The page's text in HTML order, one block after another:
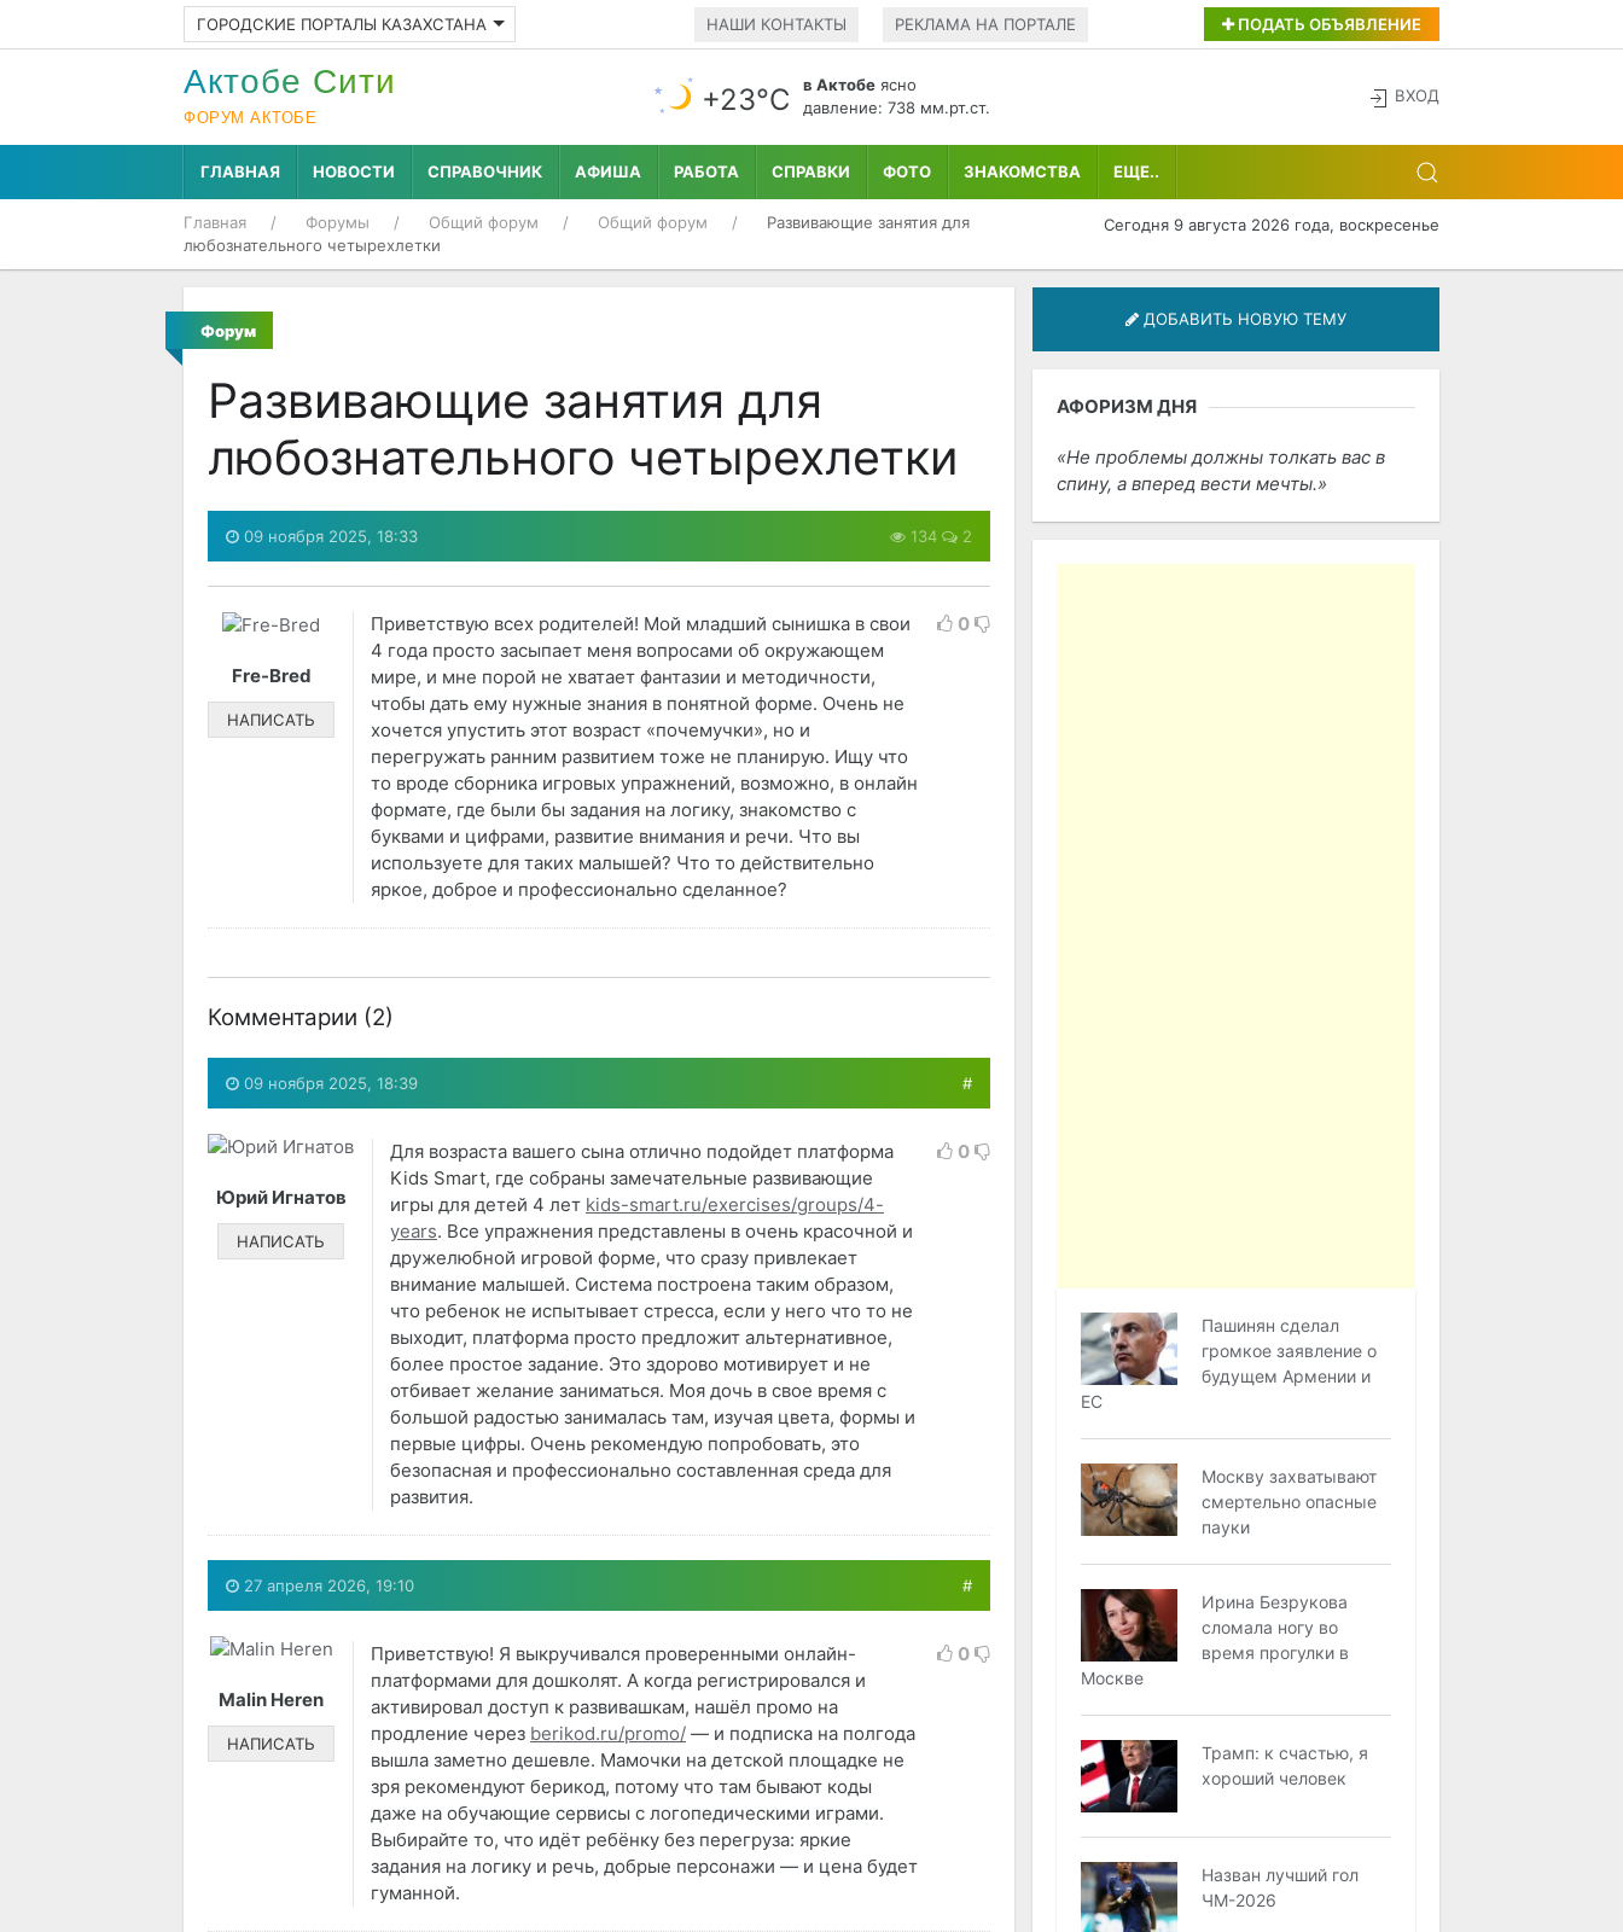
ГОРОДСКИЕ ПОРТАЛЫ КАЗАХСТАНА НАШИ КОНТАКТЫ РЕКЛАМА НА ПОРТАЛЕ ПОДАТЬ ОБЪЯВЛЕНИЕ
Актобе Cити
ФОРУМ АКТОБЕ
+23°С в Актобе ясно
давление: 738 мм.рт.ст.
ВХОД
ГЛАВНАЯ НОВОСТИ СПРАВОЧНИК АФИША РАБОТА СПРАВКИ ФОТО ЗНАКОМСТВА ЕЩЕ..
Главная Форумы Общий форум Общий форум
Развивающие занятия для
любознательного четырехлетки
Сегодня 9 августа 2026 года, воскресенье
Форум
Развивающие занятия для
любознательного четырехлетки
09 ноября 2025, 18:33 134 2
Fre-Bred
НАПИСАТЬ
Приветствую всех родителей! Мой младший сынишка в свои
4 года просто засыпает меня вопросами об окружающем
мире, и мне порой не хватает фантазии и методичности,
чтобы дать ему нужные знания в понятной форме. Очень не
хочется упустить этот возраст «почемучки», но и
перегружать ранним развитием тоже не планирую. Ищу что
то вроде сборника игровых упражнений, возможно, в онлайн
формате, где были бы задания на логику, знакомство с
буквами и цифрами, развитие внимания и речи. Что вы
используете для таких малышей? Что то действительно
яркое, доброе и профессионально сделанное?
0
Комментарии (2)
09 ноября 2025, 18:39 #
Юрий Игнатов
НАПИСАТЬ
Для возраста вашего сына отлично подойдет платформа
Kids Smart, где собраны замечательные развивающие
игры для детей 4 лет kids-smart.ru/exercises/groups/4-
years. Все упражнения представлены в очень красочной и
дружелюбной игровой форме, что сразу привлекает
внимание малышей. Система построена таким образом,
что ребенок не испытывает стресса, если у него что то не
выходит, платформа просто предложит альтернативное,
более простое задание. Это здорово мотивирует и не
отбивает желание заниматься. Моя дочь в свое время с
большой радостью занималась там, изучая цвета, формы и
первые цифры. Очень рекомендую попробовать, это
безопасная и профессионально составленная среда для
развития.
0
27 апреля 2026, 19:10 #
Malin Heren
НАПИСАТЬ
Приветствую! Я выкручивался проверенными онлайн-
платформами для дошколят. А когда регистрировался и
активировал доступ к развивашкам, нашёл промо на
продление через berikod.ru/promo/ — и подписка на полгода
вышла заметно дешевле. Мамочки на детской площадке не
зря рекомендуют берикод, потому что там бывают коды
даже на обучающие сервисы с логопедическими играми.
Выбирайте то, что идёт ребёнку без перегруза: яркие
задания на логику и речь, добрые персонажи — и цена будет
гуманной.
0
ДОБАВИТЬ НОВУЮ ТЕМУ
АФОРИЗМ ДНЯ
Не проблемы должны толкать вас в
спину, а вперед вести мечты.
Пашинян сделал
громкое заявление о
будущем Армении и
ЕС
Москву захватывают
смертельно опасные
пауки
Ирина Безрукова
сломала ногу во
время прогулки в
Москве
Трамп: к счастью, я
хороший человек
Назван лучший гол
ЧМ-2026